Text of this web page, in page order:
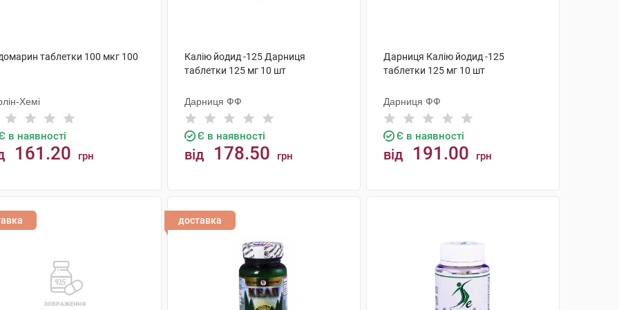
таблетки 100 мкг 100
Хемі
в наявності
161.20 грн
Калію йодид -125 Дарниця
таблетки 125 мг 10 шт
Дарниця ФФ
Є в наявності
від 178.50 грн
Дарниця Калію йодид -125
таблетки 125 мг 10 шт
Дарниця ФФ
Є в наявності
від 191.00 грн
доставка